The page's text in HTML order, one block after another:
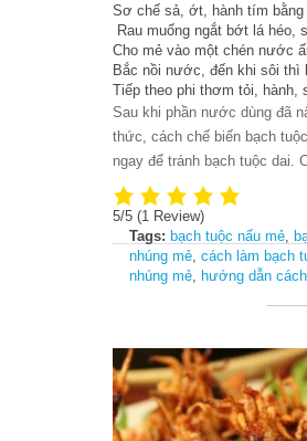
Sơ chế sả, ớt, hành tím bằng
Rau muống ngắt bớt lá héo,
Cho mẻ vào một chén nước
Bắc nồi nước, đến khi sôi thì
Tiếp theo phi thơm tỏi, hành,
Sau khi phần nước dùng đã
thức, cách chế biến bạch
ngay để tránh bạch tuộc dai.
5/5 (1 Review)
Tags: bạch tuộc nấu mẻ
nhúng mẻ cách làm bạch
nhúng mẻ
hướng dẫn